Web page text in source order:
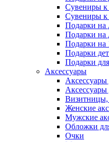
Сувениры к
Сувениры к
Подарки на
Подарки на
Подарки на
Подарки
Подарки
Аксессуары
Аксессуары
Визитницы,
Женские
Мужские
Обложки
Очки